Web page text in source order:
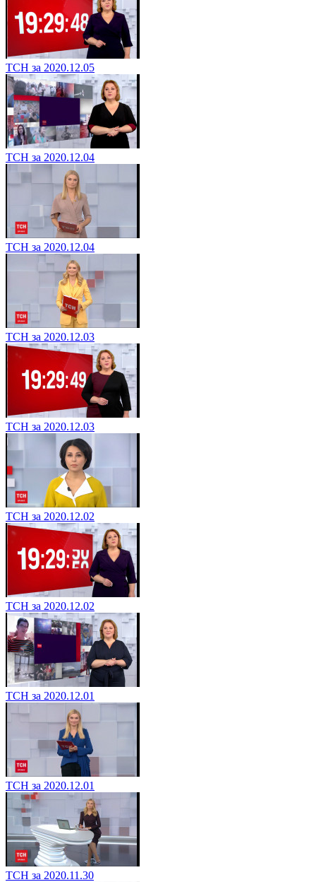
ТСН за 2020.12.05
ТСН за 2020.12.04
ТСН за 2020.12.04
ТСН за 2020.12.03
ТСН за 2020.12.03
ТСН за 2020.12.02
ТСН за 2020.12.02
ТСН за 2020.12.01
ТСН за 2020.12.01
ТСН за 2020.11.30